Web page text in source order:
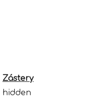
Zástery
hidden